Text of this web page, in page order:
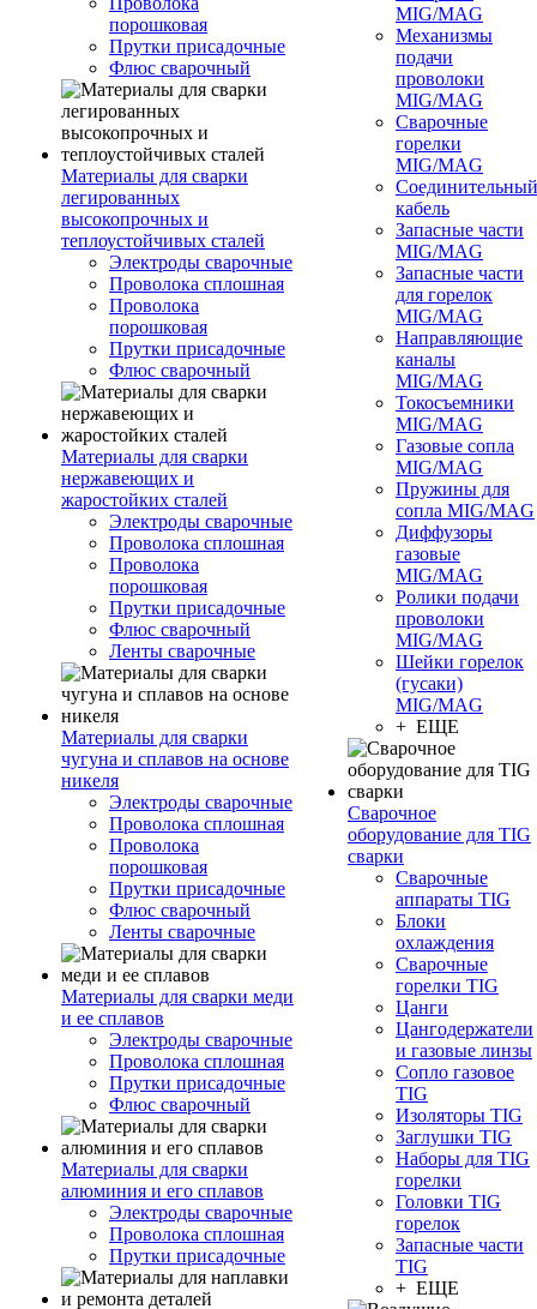
порошковая
Прутки присадочные
Флюс сварочный
Материалы для сварки
легированных
высокопрочных и
теплоустойчивых сталей
Электроды сварочные
Проволока сплошная
Проволока
порошковая
Прутки присадочные
Флюс сварочный
Материалы для сварки
нержавеющих и
жаростойких сталей
Электроды сварочные
Проволока сплошная
Проволока
порошковая
Прутки присадочные
Флюс сварочный
Ленты сварочные
Материалы для сварки
чугуна и сплавов на основе
никеля
Электроды сварочные
Проволока сплошная
Проволока
порошковая
Прутки присадочные
Флюс сварочный
Ленты сварочные
Материалы для сварки меди
и ее сплавов
Электроды сварочные
Проволока сплошная
Прутки присадочные
Флюс сварочный
Материалы для сварки
алюминия и его сплавов
Электроды сварочные
Проволока сплошная
Прутки присадочные
MIG/MAG
Механизмы
подачи
проволоки
MIG/MAG
Сварочные
горелки
MIG/MAG
Соединительный
кабель
Запасные части
MIG/MAG
Запасные части
для горелок
MIG/MAG
Направляющие
каналы
MIG/MAG
Токосъемники
MIG/MAG
Газовые сопла
MIG/MAG
Пружины для
сопла MIG/MAG
Диффузоры
газовые
MIG/MAG
Ролики подачи
проволоки
MIG/MAG
Шейки горелок
(гусаки)
MIG/MAG
+ ЕЩЕ
Сварочное
оборудование для TIG
сварки
Сварочные
аппараты TIG
Блоки
охлаждения
Сварочные
горелки TIG
Цанги
Цангодержатели
и газовые линзы
Сопло газовое
TIG
Изоляторы TIG
Заглушки TIG
Наборы для TIG
горелки
Головки TIG
горелок
Запасные части
TIG
+ ЕЩЕ